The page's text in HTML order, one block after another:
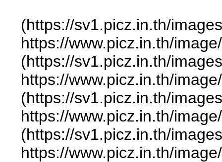
(https://sv1.picz.in.th/
https://www.picz.in.th/
(https://sv1.picz.in.th/
https://www.picz.in.th/
(https://sv1.picz.in.th/
https://www.picz.in.th/
(https://sv1.picz.in.th/
https://www.picz.in.th/